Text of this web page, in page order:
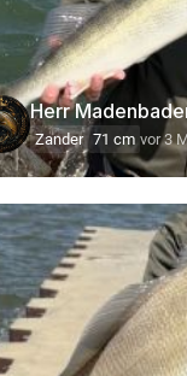
Herr
Zander 71 cm vor 3